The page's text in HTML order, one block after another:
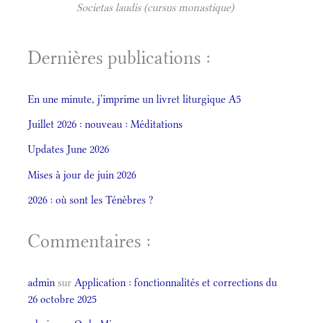
Societas laudis (cursus monastique)
Dernières publications :
En une minute, j’imprime un livret liturgique A5
Juillet 2026 : nouveau : Méditations
Updates June 2026
Mises à jour de juin 2026
2026 : où sont les Ténèbres ?
Commentaires :
admin sur Application : fonctionnalités et corrections du
26 octobre 2025